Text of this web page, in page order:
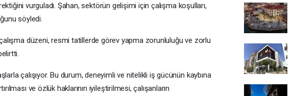
vurguladı. Şahan, sektörün gelişimi için çalışma koşulları,
söyledi.
düzeni, resmi tatillerde görev yapma zorunluluğu ve zorlu
çalışıyor. Bu durum, deneyimli ve nitelikli iş gücünün kaybına
ve özlük haklarının iyileştirilmesi, çalışanların